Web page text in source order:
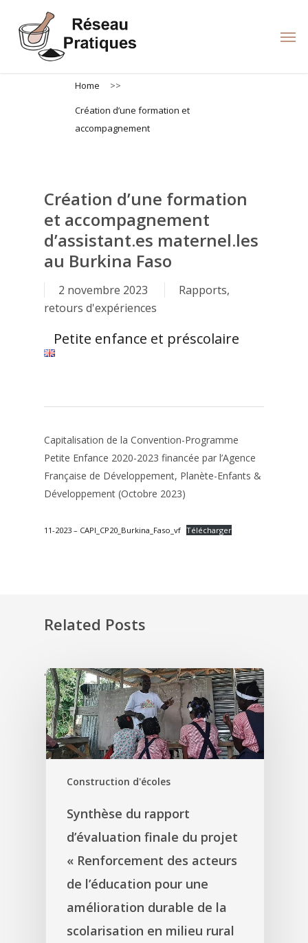
main
Home
>>
Création d’une formation et
accompagnement
Création d’une formation
et accompagnement
d’assistant.es maternel.les
au Burkina Faso
2 novembre 2023
Rapports,
retours d'expériences
Petite enfance et préscolaire
Capitalisation de la Convention-Programme
Petite Enfance 2020-2023 financée par l’Agence
Française de Développement, Planète-Enfants &
Développement (Octobre 2023)
11-2023 – CAPI_CP20_Burkina_Faso_vf Télécharger
Related Posts
'
Construction d'écoles
Synthèse du rapport
d’évaluation finale du projet
« Renforcement des acteurs
de l’éducation pour une
amélioration durable de la
scolarisation en milieu rural